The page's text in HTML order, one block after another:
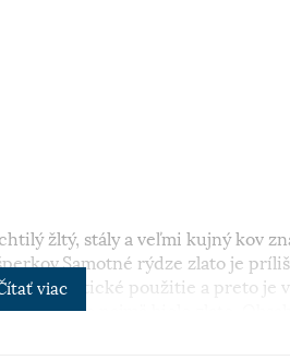
žltý, stály a veľmi kujný kov
rýdze zlato je
pre praktické použitie a preto je
v obľube najmä biele zlato. Obsah
viac